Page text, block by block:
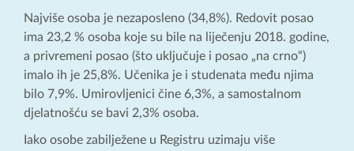
Najviše osoba je nezaposleno (34,8%). Redovit posao
ima 23,2 % osoba koje su bile na liječenju 2018. godine,
a privremeni posao (što uključuje i posao „na crno“)
imalo ih je 25,8%. Učenika je i studenata među njima
bilo 7,9%. Umirovljenici čine 6,3%, a samostalnom
djelatnošću se bavi 2,3% osoba.
Iako osobe zabilježene u Registru uzimaju više